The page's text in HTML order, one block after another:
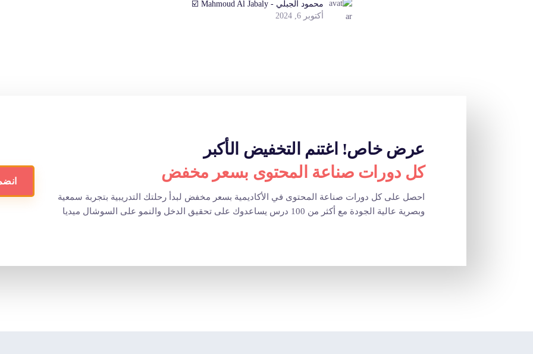
محمود الجبلي - Mahmoud Al Jabaly ☑️
أكتوبر 6, 2024
عرض خاص! اغتنم التخفيض الأكبر
كل دورات صناعة المحتوى بسعر مخفض
احصل على كل دورات صناعة المحتوى في الأكاديمية بسعر مخفض لبدأ رحلتك التدريبية بتجربة سمعية
وبصرية عالية الجودة مع أكثر من 100 درس يساعدوك على تحقيق الدخل والنمو على السوشال ميديا